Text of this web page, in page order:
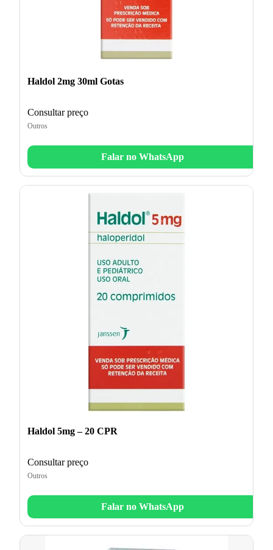
Haldol 2mg 30ml Gotas
Consultar preço
Outros
Falar no WhatsApp
Haldol 5mg – 20 CPR
Consultar preço
Outros
Falar no WhatsApp